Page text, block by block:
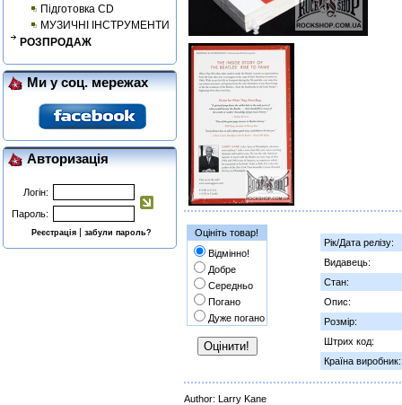
Підготовка CD
МУЗИЧНІ ІНСТРУМЕНТИ
РОЗПРОДАЖ
Ми у соц. мережах
Авторизація
Логін:
Пароль:
Реєстрація |забули пароль?
Оцініть товар!
Відмінно!
Добре
Середньо
Погано
Дуже погано
Рік/Дата релізу:
Видавець:
Стан:
Опис:
Розмір:
Штрих код:
Країна виробник:
Author: Larry Kane